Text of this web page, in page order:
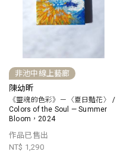
非池中線上藝廊
陳幼昕
《靈魂的色彩》－〈夏日豔花〉 /
Colors of the Soul — Summer
Bloom，2024
作品已售出
NT$ 1,290